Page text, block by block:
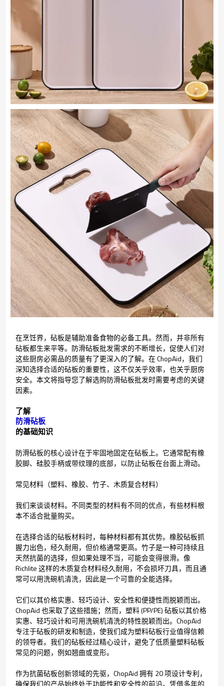
在烹饪界，砧板是辅助准备食物的必备工具。然而，并非所有
砧板都生来平等。防滑砧板批发需求的不断增长，促使人们对
这些厨房必需品的质量有了更深入的了解。在 ChopAid，我们
深知选择合适的砧板的重要性，这不仅关乎效率，也关乎厨房
安全。本文将指导您了解选购防滑砧板批发时需要考虑的关键
因素。
了解
防滑砧板
的基础知识
防滑砧板的核心设计在于牢固地固定在砧板上。它通常配有橡
胶脚、硅胶手柄或带纹理的底部，以防止砧板在台面上滑动。
常见材料（塑料、橡胶、竹子、木质复合材料）
我们来谈谈材料。不同类型的材料有不同的优点，有些材料根
本不适合批量购买。
在选择合适的砧板材料时，每种材料都有其优势。橡胶砧板抓
握力出色，经久耐用，但价格通常更高。竹子是一种可持续且
天然抗菌的选择，但如果处理不当，可能会变得很滑。像
Richlite 这样的木质复合材料经久耐用，不会损坏刀具，而且通
常可以用洗碗机清洗，因此是一个可靠的全能选择。
它们以其价格实惠、轻巧设计、安全性和便捷性而脱颖而出。
ChopAid 也采取了这些措施；然而，塑料 (PP/PE) 砧板以其价格
实惠、轻巧设计和可用洗碗机清洗的特性脱颖而出。ChopAid
专注于砧板的研发和制造，使我们成为塑料砧板行业值得信赖
的领导者。我们的砧板经过精心设计，避免了低质量塑料砧板
常见的问题，例如翘曲或变形。
作为抗菌砧板创新领域的先驱，ChopAid 拥有 20 项设计专利，
确保我们的产品始终处于功能性和安全性的前沿。凭借多年的